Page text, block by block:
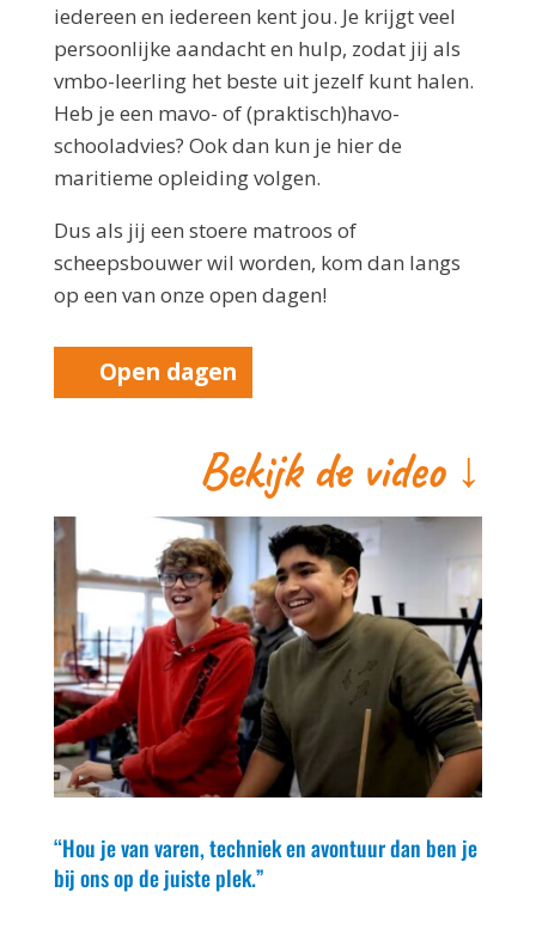
iedereen en iedereen kent jou. Je krijgt veel
persoonlijke aandacht en hulp, zodat jij als
vmbo-leerling het beste uit jezelf kunt halen.
Heb je een mavo- of (praktisch)havo-
schooladvies? Ook dan kun je hier de
maritieme opleiding volgen.
Dus als jij een stoere matroos of
scheepsbouwer wil worden, kom dan langs
op een van onze open dagen!
Open dagen
Bekijk de video ↓
“Hou je van varen, techniek en avontuur dan ben je
bij ons op de juiste plek.”